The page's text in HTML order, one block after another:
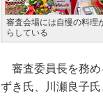
審査会場には自慢の料理
らしている
審査委員長を務め
ずき氏、川瀬良子